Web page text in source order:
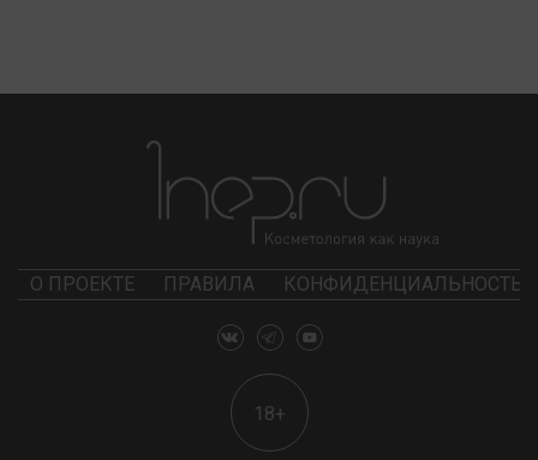
О ПРОЕКТЕ ПРАВИЛА КОНФИДЕНЦИАЛЬНОСТЬ
18+